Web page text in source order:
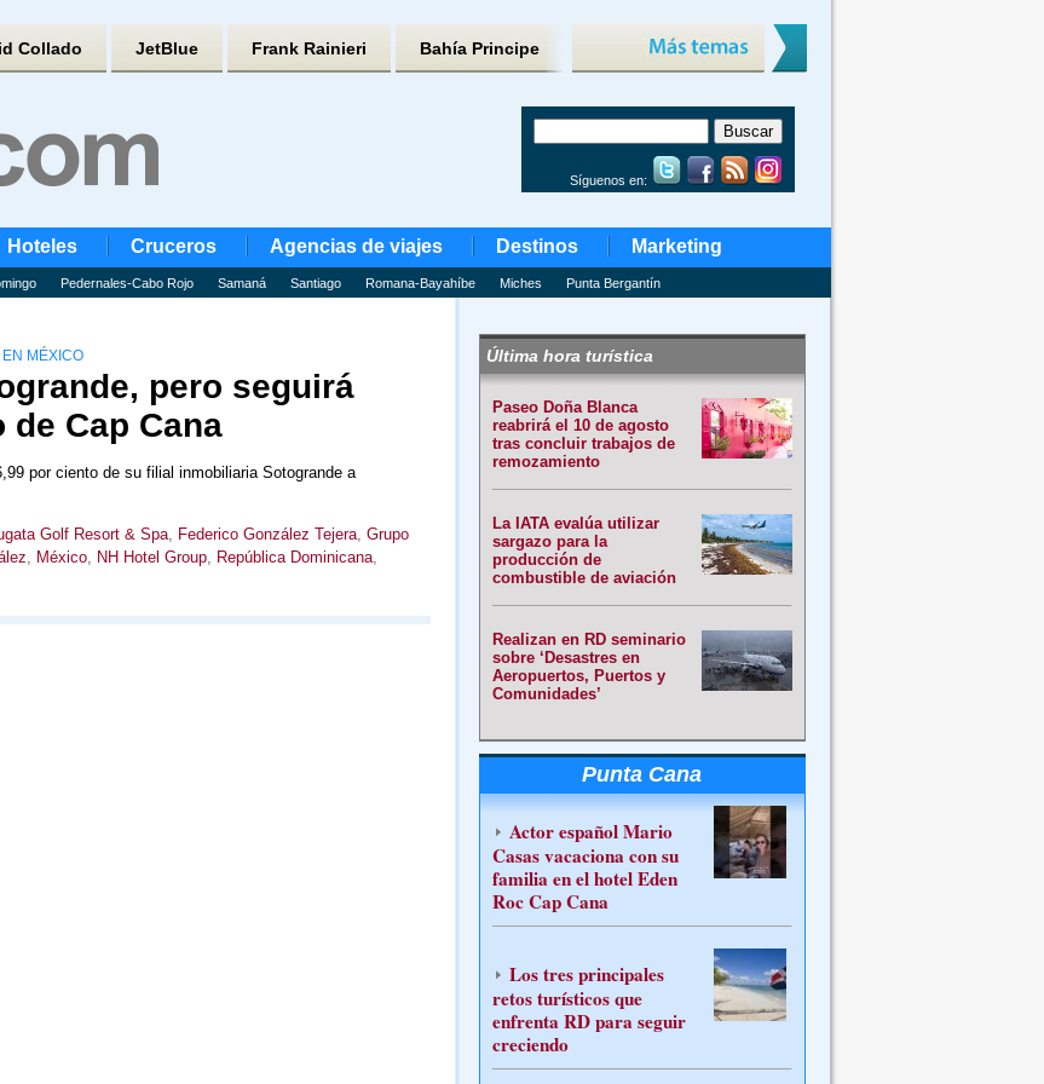
Collado JetBlue Frank Rainieri Bahía Principe
Síguenos en:
Hoteles Cruceros Agencias de viajes Destinos Marketing
Pedernales-Cabo Rojo Samaná Santiago Romana-Bayahíbe Miches Punta Bergantín
MÉXICO
pero seguirá
Cap Cana
por ciento de su filial inmobiliaria Sotogrande a
Golf Resort & Spa, Federico González Tejera, Grupo
, México, NH Hotel Group, República Dominicana,
Última hora turística
Paseo Doña Blanca
reabrirá el 10 de agosto
tras concluir trabajos de
remozamiento
La IATA evalúa utilizar
sargazo para la
producción de
combustible de aviación
Realizan en RD seminario
sobre ‘Desastres en
Aeropuertos, Puertos y
Comunidades’
Punta Cana
Actor español Mario
Casas vacaciona con su
familia en el hotel Eden
Roc Cap Cana
Los tres principales
retos turísticos que
enfrenta RD para seguir
creciendo